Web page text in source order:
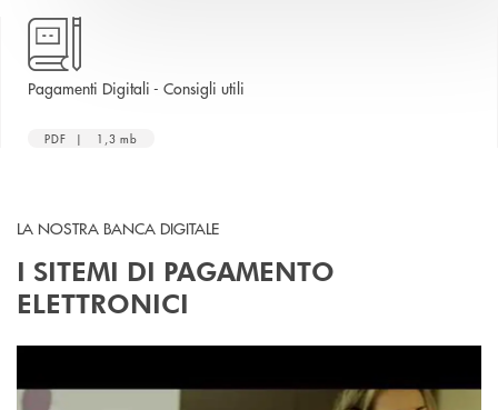
Pagamenti Digitali - Consigli utili
PDF | 1,3 mb
LA NOSTRA BANCA DIGITALE
I SITEMI DI PAGAMENTO
ELETTRONICI